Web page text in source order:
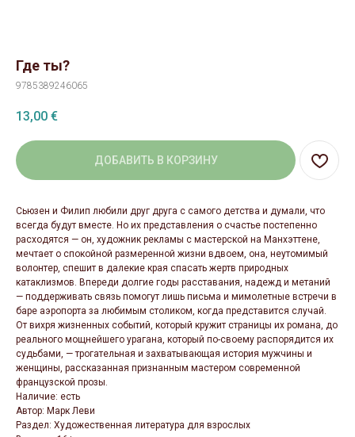
Где ты?
9785389246065
13,00 €
ДОБАВИТЬ В КОРЗИНУ
Сьюзен и Филип любили друг друга с самого детства и думали, что
всегда будут вместе. Но их представления о счастье постепенно
расходятся — он, художник рекламы с мастерской на Манхэттене,
мечтает о спокойной размеренной жизни вдвоем, она, неутомимый
волонтер, спешит в далекие края спасать жертв природных
катаклизмов. Впереди долгие годы расставания, надежд и метаний
— поддерживать связь помогут лишь письма и мимолетные встречи в
баре аэропорта за любимым столиком, когда представится случай.
От вихря жизненных событий, который кружит страницы их романа, до
реального мощнейшего урагана, который по-своему распорядится их
судьбами, — трогательная и захватывающая история мужчины и
женщины, рассказанная признанным мастером современной
французской прозы.
Наличие: есть
Автор: Марк Леви
Раздел: Художественная литература для взрослых